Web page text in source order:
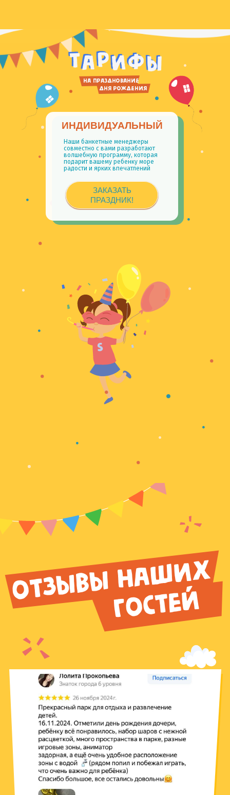
дня рождения
НА ПРАЗДНОВАНИЕ
ИНДИВИДУАЛЬНЫЙ
ЗАКАЗАТЬ
ПРАЗДНИК!
Наши банкетные менеджеры
совместно с вами разработают
волшебную программу, которая
подарит вашему ребенку море
радости и ярких впечатлений
фото
наших гостей
Добавьте вкуса
вашему
празднику!